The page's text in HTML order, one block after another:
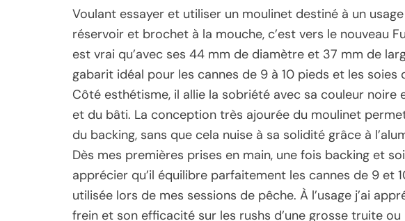
Voulant essayer et utiliser un moulinet destiné à un
réservoir et brochet à la mouche, c’est vers le nouveau
est vrai qu’avec ses 44 mm de diamètre et 37 mm de
gabarit idéal pour les cannes de 9 à 10 pieds et les soies
Côté esthétisme, il allie la sobriété avec sa couleur noire
et du bâti. La conception très ajourée du moulinet
du backing, sans que cela nuise à sa solidité grâce à
Dès mes premières prises en main, une fois backing et
apprécier qu’il équilibre parfaitement les cannes de 9 et
utilisée lors de mes sessions de pêche. À l’usage j’ai
frein et son efficacité sur les rushs d’une grosse truite